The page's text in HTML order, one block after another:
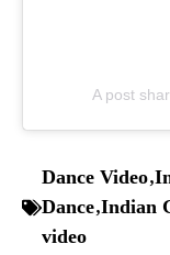
A post
Dance Video,
Dance,Indian
video